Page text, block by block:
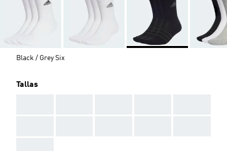
Black / Grey Six
Tallas